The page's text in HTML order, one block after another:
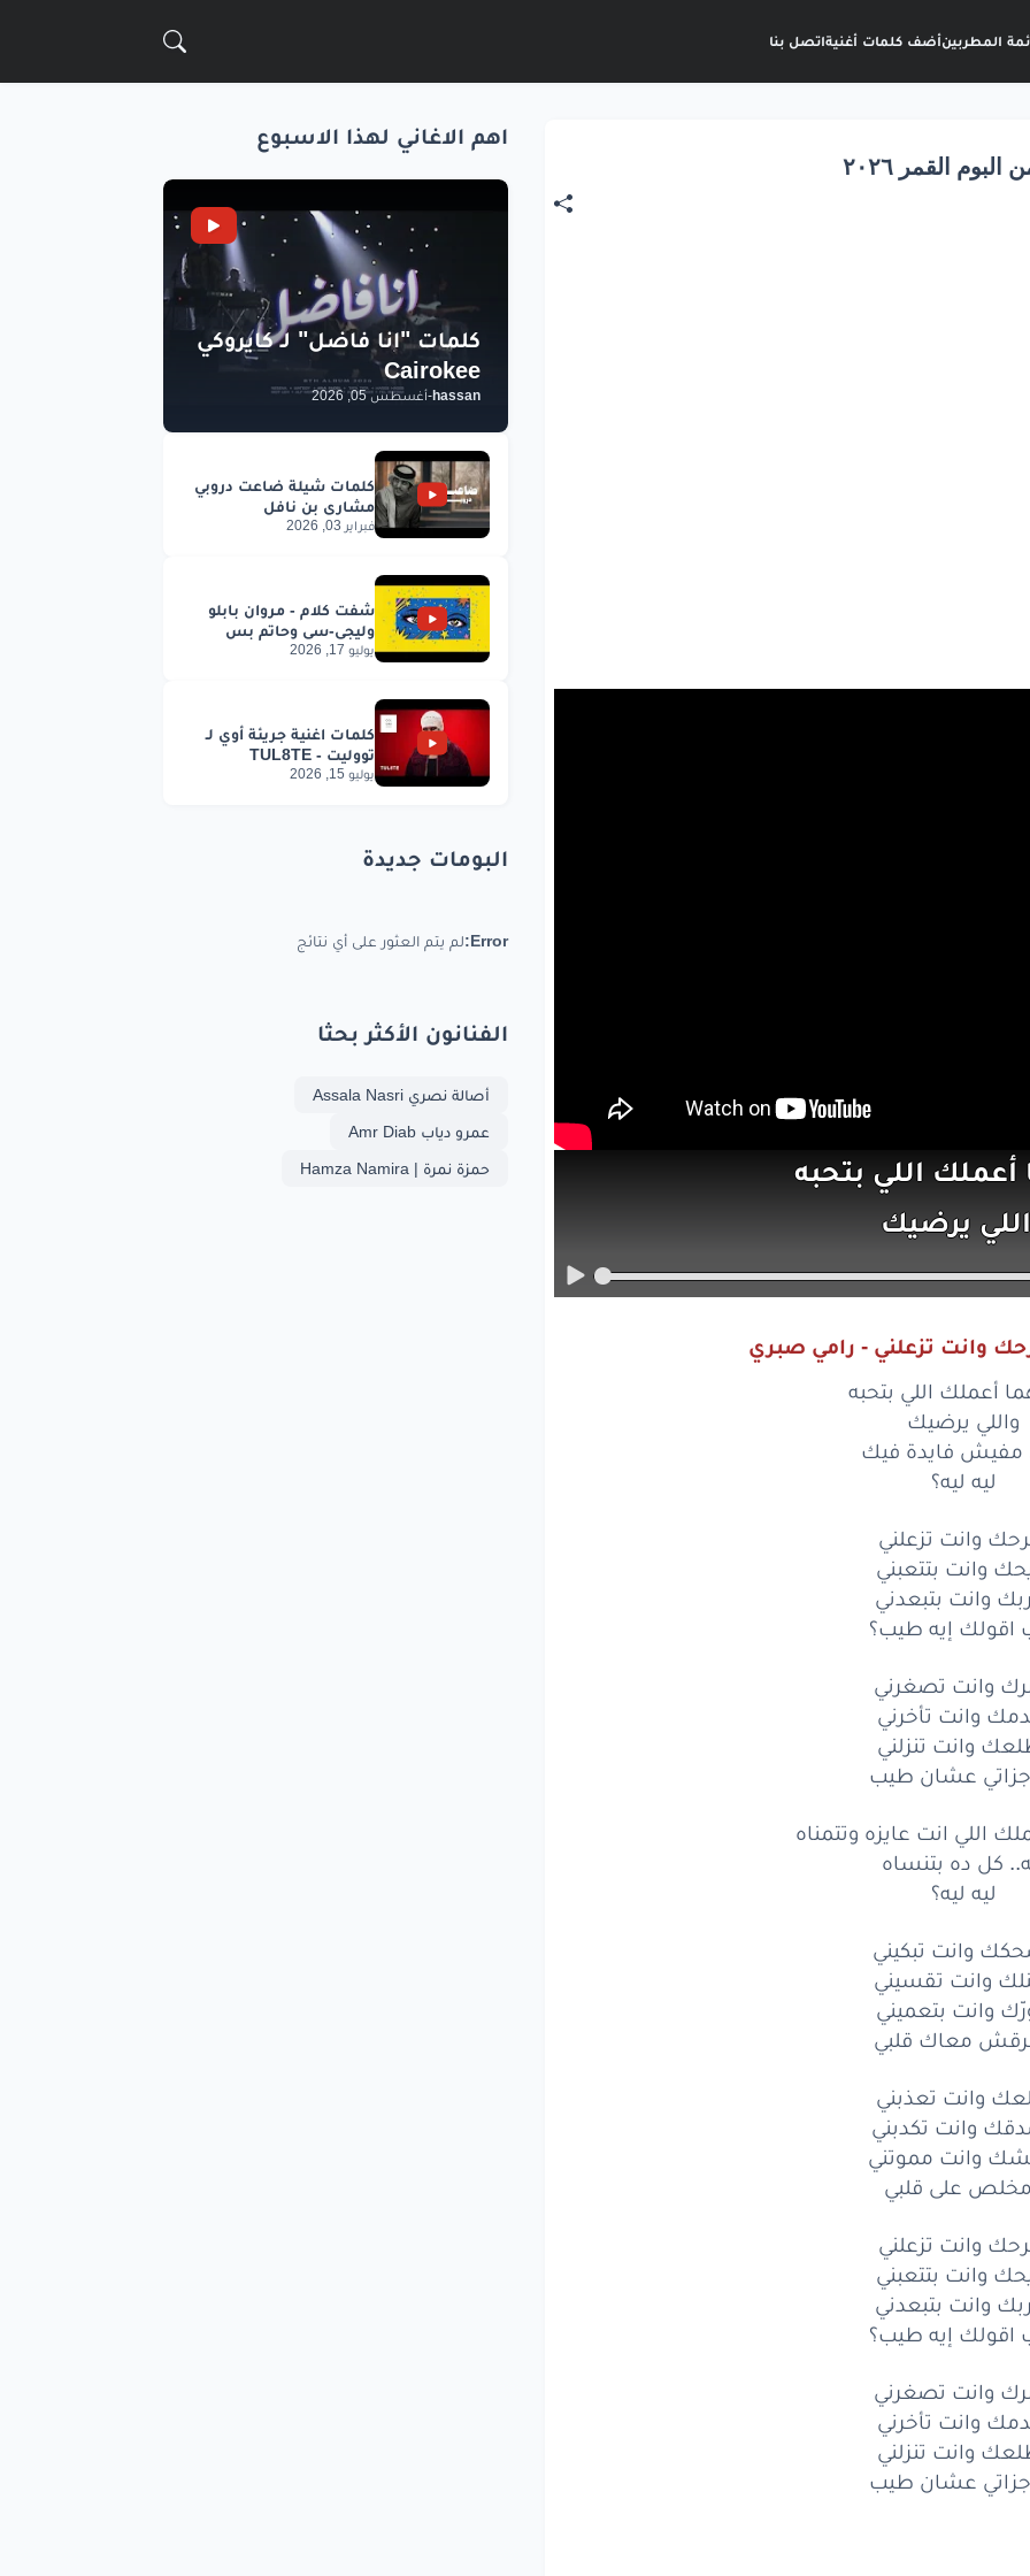
المطربينأضف كلمات أغنيةاتصل بنا
القمر ٢٠٢٦
أعملك اللي بتحبه
يرضيك
فايدةفيك
تزعلني
وانتبتتعبني
وانتبتبعدني
إيه طيب؟
وانت تصغرني
وانتتأخرني
وانتتنزلني
عشانطيب
وانتتزعلني
وانتبتتعبني
وانتبتبعدني
وانتتصغرني
وانت تأخرني
وانت تنزلني
عشانطيب
مهماأعملك
عايزه وتتمناه
كلدهبتنساه
ليهليه؟
وانتتبكيني
وانت تقسيني
وانتبتعميني
وانت تزعلني - رامي صبري
أعملك اللي بتحبه
واللي يرضيك
مفيش فايدة فيك
ليه ليه؟
وانت تزعلني
وانت بتتعبني
وانت بتبعدني
إيه طيب؟
وانت تصغرني
وانت تأخرني
وانت تنزلني
عشان طيب
اللي انت عايزه وتتمناه
كل ده بتنساه
ليه ليه؟
وانت تبكيني
وانت تقسيني
وانت بتعميني
معاك قلبي
وانت تعذبني
وانت تكدبني
وانت مموتني
على قلبي
وانت تزعلني
وانت بتتعبني
وانت بتبعدني
إيه طيب؟
وانت تصغرني
وانت تأخرني
وانت تنزلني
عشان طيب
اهم الاغاني لهذا الاسبوع
hassan
-أغسطس 05, 2026
فبراير 03, 2026
يوليو 17, 2026
يوليو 15, 2026
البومات جديدة
Error: لم يتم العثور على أي نتائج
الفنانون الأكثر بحثا
أصالة نصري Assala Nasri
عمرو دياب Amr Diab
حمزة نمرة | Hamza Namira